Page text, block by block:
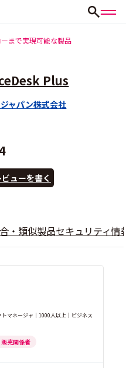
まで実現可能な製品
Plus
ャパン株式会社
ビューを書く
・類似製品セキュリティ情
マネージャ｜1000人以上｜ビジネス
販売関係者